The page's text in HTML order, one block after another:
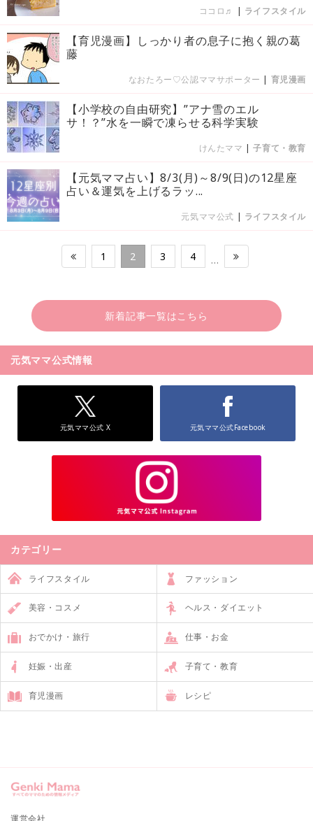
ココロ♬ | ライフスタイル
【育児漫画】しっかり者の息子に抱く親の葛
藤
なおたろー♡公認ママサポーター | 育児漫画
【小学校の自由研究】”アナ雪のエル
サ！？”水を一瞬で凍らせる科学実験
けんたママ |子育て・教育
【元気ママ占い】8/3(月)～8/9(日)の12星座
占い＆運気を上げるラッ...
元気ママ公式 | ライフスタイル
1 2 3 4 …
新着記事一覧はこちら
元気ママ公式情報
元気ママ公式 X 元気ママ公式Facebook
カテゴリー
ライフスタイル ファッション
美容・コスメ ヘルス・ダイエット
おでかけ・旅行 仕事・お金
妊娠・出産 子育て・教育
育児漫画 レシピ